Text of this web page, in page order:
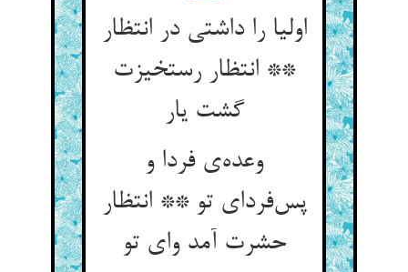
اولیا را داشتی در انتظار
** انتظار رستخیزت
گشت یار
وعده‌ی فردا و
پس‌فردای تو ** انتظار
حشرت آمد وای تو